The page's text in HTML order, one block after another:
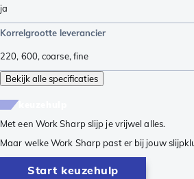
ja
Korrelgrootte leverancier
220, 600,coarse, fine
Bekijk alle specificaties
Met een Work Sharp slijp je vrijwel alles.
Maar welke Work Sharp past er bij jouw
Start keuzehulp